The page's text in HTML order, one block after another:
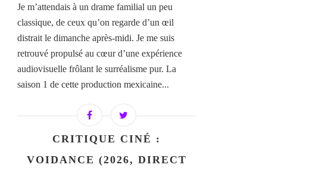
Je m’attendais à un drame familial un peu
classique, de ceux qu’on regarde d’un œil
distrait le dimanche après-midi. Je me suis
retrouvé propulsé au cœur d’une expérience
audiovisuelle frôlant le surréalisme pur. La
saison 1 de cette production mexicaine...
CRITIQUE CINÉ :
VOIDANCE (2026, DIRECT